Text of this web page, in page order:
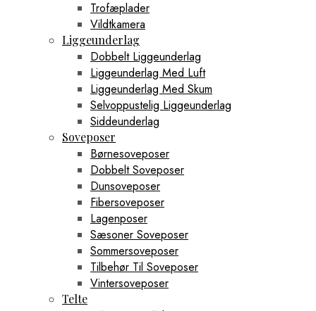
Trofæplader
Vildtkamera
Liggeunderlag
Dobbelt Liggeunderlag
Liggeunderlag Med Luft
Liggeunderlag Med Skum
Selvoppustelig Liggeunderlag
Siddeunderlag
Soveposer
Børnesoveposer
Dobbelt Soveposer
Dunsoveposer
Fibersoveposer
Lagenposer
Sæsoner Soveposer
Sommersoveposer
Tilbehør Til Soveposer
Vintersoveposer
Telte